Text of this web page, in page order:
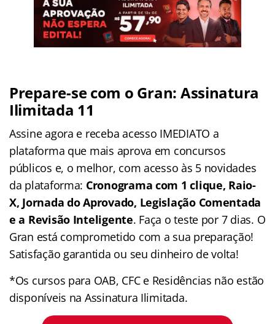
Prepare-se com o Gran: Assinatura
Ilimitada 11
Assine agora e receba acesso IMEDIATO a
plataforma que mais aprova em concursos
públicos e, o melhor, com acesso às 5 novidades
da plataforma: Cronograma com 1 clique, Raio-
X, Jornada do Aprovado, Legislação Comentada
e a Revisão Inteligente. Faça o teste por 7 dias. O
Gran está comprometido com a sua preparação!
Satisfação garantida ou seu dinheiro de volta!
*Os cursos para OAB, CFC e Residências não estão
disponíveis na Assinatura Ilimitada.